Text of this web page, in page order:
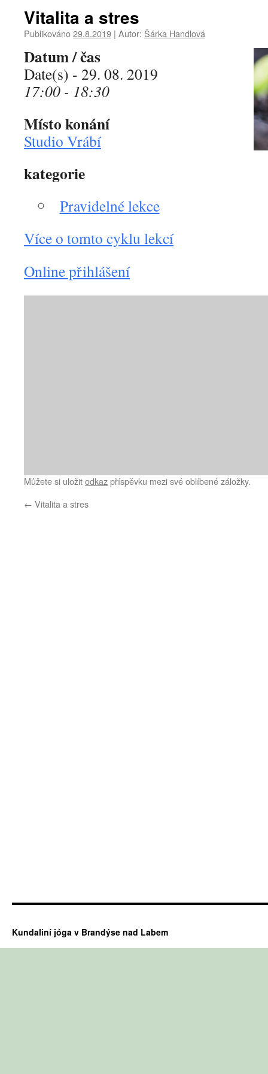
Vitalita a stres
Publikováno29.8.2019 | Autor: Šárka Handlová
Datum / čas
Date(s) - 29. 08. 2019
17:00 - 18:30
Místo konání
Studio Vrábí
kategorie
Pravidelné lekce
Více o tomto cyklu lekcí
Online přihlášení
Můžete si uložitodkazpříspěvku mezi své oblíbené záložky.
← Vitalita a stres
Kundaliní jóga v Brandýse nad Labem